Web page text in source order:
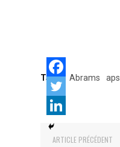
Tags: Abrams aps
ARTICLE PRÉCÉDENT